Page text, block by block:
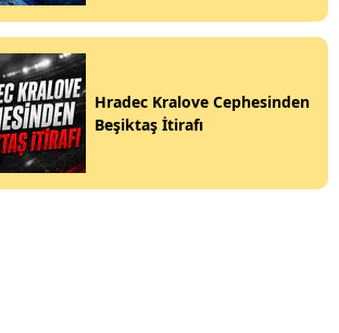
Hradec Kralove Cephesinden
Beşiktaş İtirafı